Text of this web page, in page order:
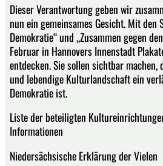
Dieser Verantwortung geben wir
nun ein gemeinsames Gesicht. Mit den
Demokratie“ und „Zusammen gegen
Februar in Hannovers Innenstadt
entdecken. Sie sollen sichtbar
und lebendige Kulturlandschaft ein
Demokratie ist.
Liste der beteiligten
Informationen
Niedersächsische Erklärung der Vielen